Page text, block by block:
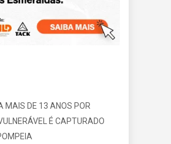
MAIS DE 13 ANOS POR
É CAPTURADO